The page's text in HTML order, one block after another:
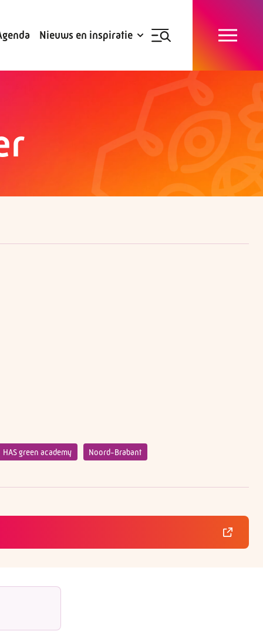
Nieuws en inspiratie
Nieuwsbrief
HAS green academy Noord-Brabant